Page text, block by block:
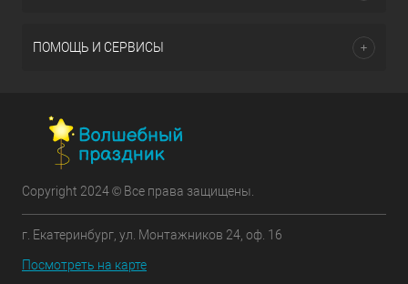
ПОМОЩЬ И СЕРВИСЫ
Copyright 2024 © Все права защищены.
г. Екатеринбург, ул. Монтажников 24, оф. 16
Посмотреть на карте